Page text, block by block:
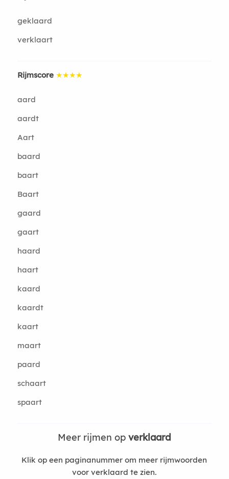
geklaard
verklaart
Rijmscore ★★★★
aard
aardt
Aart
baard
baart
Baart
gaard
gaart
haard
haart
kaard
kaardt
kaart
maart
paard
schaart
spaart
Meer rijmen opverklaard
Klik op een paginanummer om meer rijmwoorden
voor verklaard te zien.